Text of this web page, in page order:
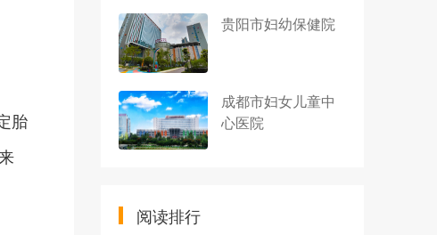
胎
贵阳市妇幼保健院
成都市妇女儿童中
心医院
阅读排行